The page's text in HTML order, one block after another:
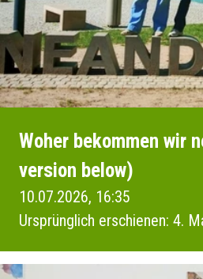
Woher bekommen wir
version below)
10.07.2026, 16:35
Ursprünglich erschienen: 4.